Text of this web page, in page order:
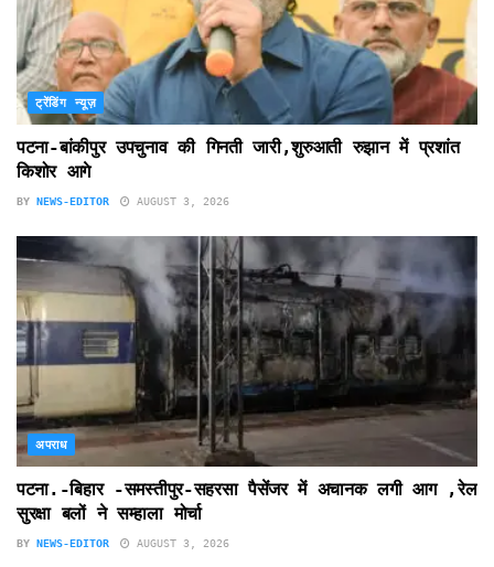
ट्रेंडिंग न्यूज़
पटना-बांकीपुर उपचुनाव की गिनती जारी,शुरुआती रुझान में प्रशांत
किशोर आगे
BY NEWS-EDITOR AUGUST 3, 2026
अपराध
पटना.-बिहार -समस्तीपुर-सहरसा पैसेंजर में अचानक लगी आग ,रेल
सुरक्षा बलों ने सम्हाला मोर्चा
BY NEWS-EDITOR AUGUST 3, 2026